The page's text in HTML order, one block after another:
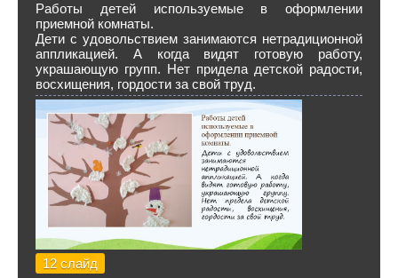
Работы детей используемые в оформлении
приемной комнаты.
Дети с удовольствием занимаются нетрадиционной
аппликацией. А когда видят готовую работу,
украшающую групп. Нет придела детской радости,
восхищения, гордости за свой труд.
12 слайд